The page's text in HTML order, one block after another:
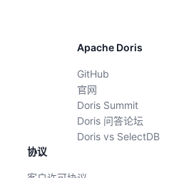
Apache Doris
GitHub
官网
Doris Summit
Doris 问答论坛
Doris vs SelectDB
协议